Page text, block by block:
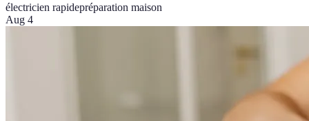
électricien rapidepréparation maison
Aug 4